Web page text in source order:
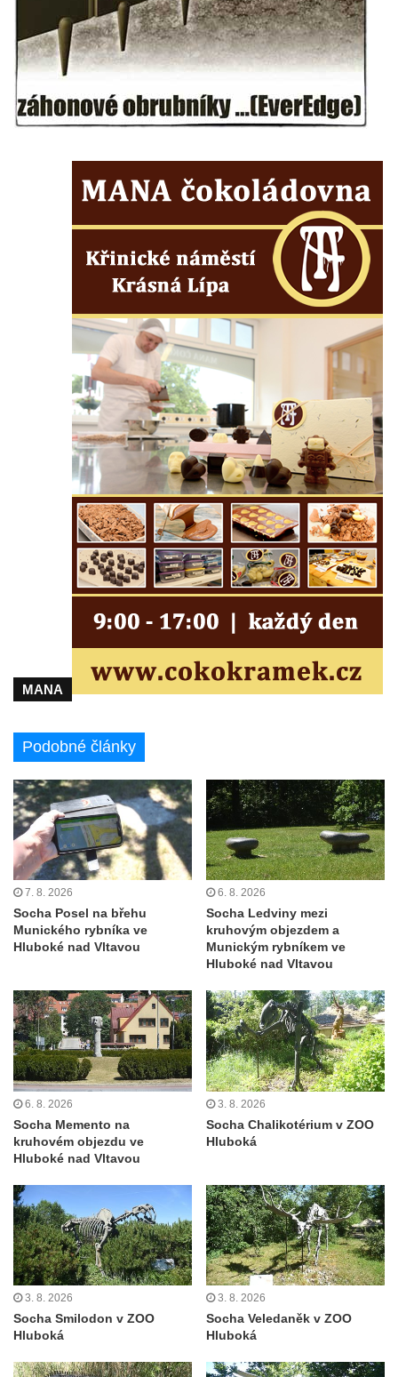
Vilémově
Socha svatého Jana Nepomuckého na
schodišti ke kostelu Nanebevzetí Panny
Socha svatého Šebestiána na schodišti ke
Vilémově
Socha svatého Václava na schodišti ke
Socha svaté Rosalie (Rozálie) na schodišti
ke kostelu Nanebevzetí Panny Marie ve
Socha svatého Vojtěcha na schodišti ke
kostelu Nanebevzetí Panny Marie ve
Vilémově
Socha putti II. na schodišti ke kostelu
Nanebevzetí Panny Marie ve Vilémově
Socha putti I. na schodišti ke kostelu
Nanebevzetí Panny Marie ve Vilémově
Socha svaté Anny na mostě přes
Vilémovský potok pod kostelem
Nanebevzetí Panny Marie ve Vilémově
Socha svatého Josefa na mostě přes
Nanebevzetí Panny Marie ve Vilémově
Socha svatého Jana u dveří kostela
svatého Václava ve Šluknově
svatého Václava ve Šluknově
Socha svatého Jana Nepomuckého na
mostě u pivovaru ve Frýdlantu
Socha Piety v Okružní ulici ve Frýdlantu
Socha Albrechta z Valdštejna na náměstí T.
G. Masaryka ve Frýdlantu
Reliéf Albrechta z Valdštejna na
Valdštejnské lékárně na Hrnčířském
náměstí ve Frýdlantu
Pamětní kámen Pamět v krajině Trojmezí u
Frýdlantu
Sousoší svatého Víta, svatého Jana
Nepomuckého a svatého Václava v Děčíně
na Staroměstském mostě
Torzo pomníku Filipa Kinského u kaple
svatého Jana Nepomuckého ve Sloupu v
Čechách
Reliéf na průčelí obchodního domu čp. 849
na třídě T. G. Masaryka v Novém Boru
Reliéf Jeden den ze života horníka na
průčelí Hornického domu v Sokolově
Sousoší Kosmonauti u stanice metra Háje
Pomník v expozici Hornického muzea
Krásno
Pomník Mistra Jana Husa na Husově
MANA
Podobné články
7. 8. 2026
Socha Posel na břehu
Munického rybníka ve
Hluboké nad Vltavou
6. 8. 2026
Socha Ledviny mezi
kruhovým objezdem a
Munickým rybníkem ve
Hluboké nad Vltavou
6. 8. 2026
Socha Memento na
kruhovém objezdu ve
Hluboké nad Vltavou
3. 8. 2026
Socha Chalikotérium v ZOO
Hluboká
3. 8. 2026
Socha Smilodon v ZOO
Hluboká
3. 8. 2026
Socha Veledaněk v ZOO
Hluboká